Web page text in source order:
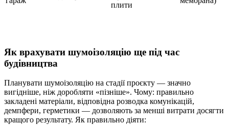
плити
Як врахувати шумоізоляцію ще під час
будівництва
Планувати шумоізоляцію на стадії проєкту — значно
вигідніше, ніж доробляти «пізніше». Чому: правильно
закладені матеріали, відповідна розводка комунікацій,
демпфери, герметики — дозволяють за менші витрати досягти
кращого результату. Як правильно діяти: